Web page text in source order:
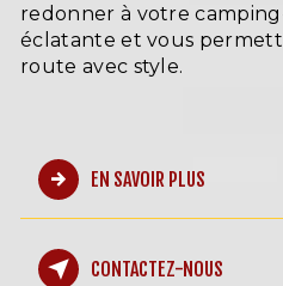
redonner à votre
éclatante et vous
route avec style.
EN SAVOIR PLUS
CONTACTEZ-NOUS